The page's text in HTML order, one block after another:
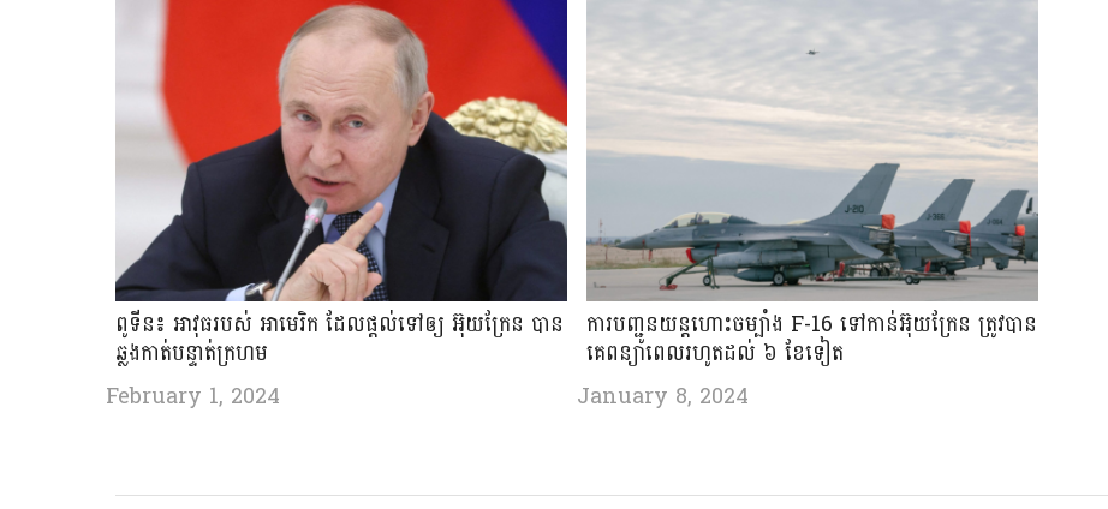
ពូទីន៖ អាវុធ​របស់​ អាមេរិក​ ដែលផ្តល់ទៅឲ្យ អ៊ុយក្រែន បាន​
ឆ្លង​កាត់​បន្ទាត់​ក្រហម​
February 1, 2024
ការបញ្ជូនយន្តហោះចម្បាំង F-16 ទៅកាន់អ៊ុយក្រែន ត្រូវបាន
គេពន្យាពេលរហូតដល់ ៦ ខែទៀត
January 8, 2024